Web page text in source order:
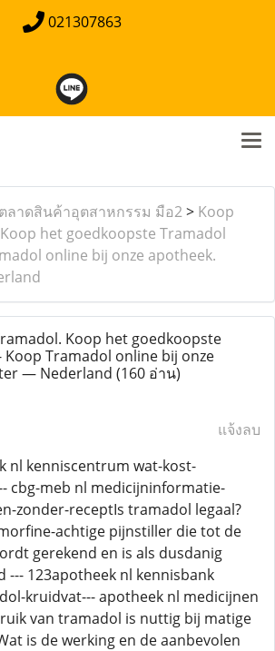
021307863
ตลาดสินค้าอุตสาหกรรม มือ2> Koop
het goedkoopste Tramadol
online bij onze apotheek.
Koop het goedkoopste
Tramadol online bij onze
— Nederland (160 อ่าน)
แจ้งลบ
nl kenniscentrum wat-kost-
cbg-meb nl medicijninformatie-
zonder-receptIs tramadol legaal?
achtige pijnstiller die tot de
gerekend en is als dusdanig
--- 123apotheek nl kennisbank
kruidvat--- apotheek nl medicijnen
van tramadol is nuttig bij matige
is de werking en de aanbevolen